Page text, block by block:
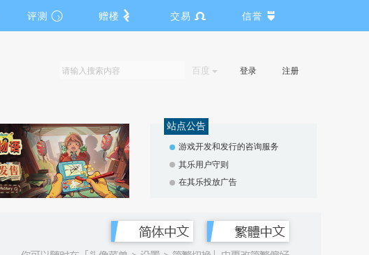
评测 赠楼 交易 信誉
百度 登录 注册
站点公告
游戏开发和发行的咨询服务
其乐用户守则
在其乐投放广告